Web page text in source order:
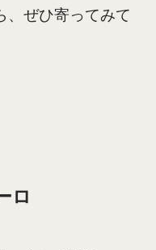
、ぜひ寄ってみて
ロ